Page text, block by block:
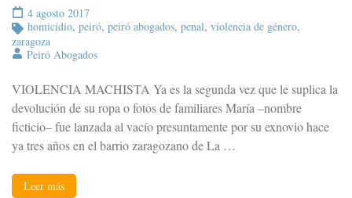
4 agosto 2017
homicidio, peiró, peiró abogados, penal, violencia de género,
zaragoza
Peiró Abogados
VIOLENCIA MACHISTA Ya es la segunda vez que le suplica la
devolución de su ropa o fotos de familiares María –nombre
ficticio– fue lanzada al vacío presuntamente por su exnovio hace
ya tres años en el barrio zaragozano de La …
Leer más